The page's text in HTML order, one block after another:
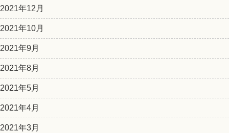
2021年12月
2021年10月
2021年9月
2021年8月
2021年5月
2021年4月
2021年3月